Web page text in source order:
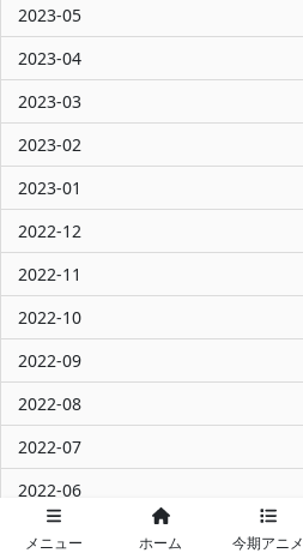
2023-05
2023-04
2023-03
2023-02
2023-01
2022-12
2022-11
2022-10
2022-09
2022-08
2022-07
2022-06
2022-05
メニュー ホーム 今期アニメ